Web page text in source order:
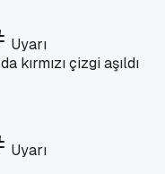
Uyarı
Uyarı